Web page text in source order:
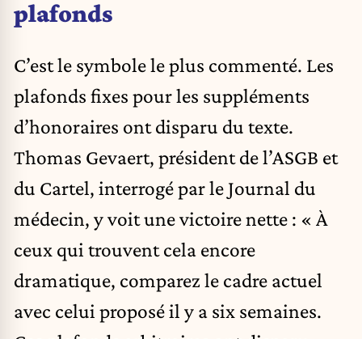
plafonds
C’est le symbole le plus commenté. Les
plafonds fixes pour les suppléments
d’honoraires ont disparu du texte.
Thomas Gevaert, président de l’ASGB et
du Cartel, interrogé par le Journal du
médecin, y voit une victoire nette : « À
ceux qui trouvent cela encore
dramatique, comparez le cadre actuel
avec celui proposé il y a six semaines.